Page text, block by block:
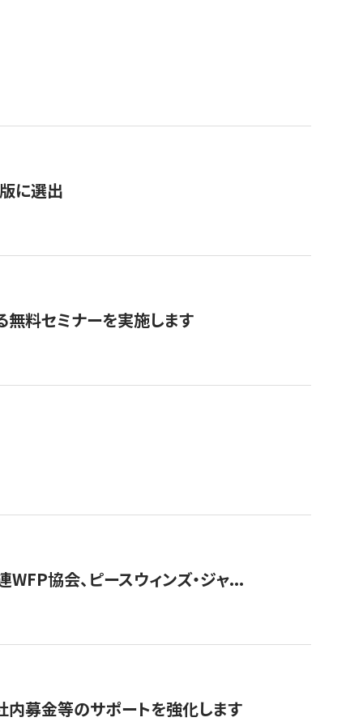
に選出
無料セミナーを実施します
協会、ピースウィンズ・ジャ...
内募金等のサポートを強化します